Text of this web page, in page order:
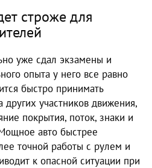
строже для
уже сдал экзамены и
опыта у него все равно
быстро принимать
других участников движения,
покрытия, поток, знаки и
авто быстрее
точной работы с рулем и
к опасной ситуации при